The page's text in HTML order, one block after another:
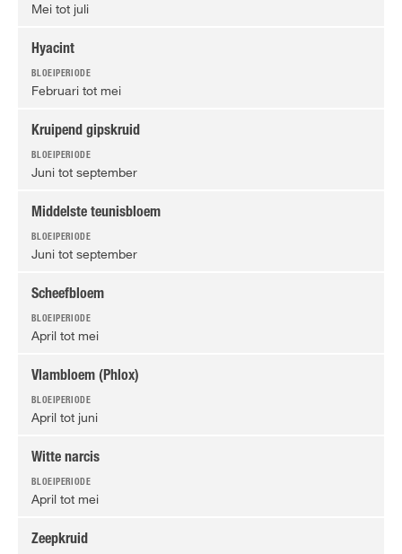
Mei tot juli
Hyacint
Februari tot mei
Kruipend gipskruid
Juni tot september
Middelste teunisbloem
Juni tot september
Scheefbloem
April tot mei
Vlambloem (Phlox)
April tot juni
Witte narcis
April tot mei
Zeepkruid